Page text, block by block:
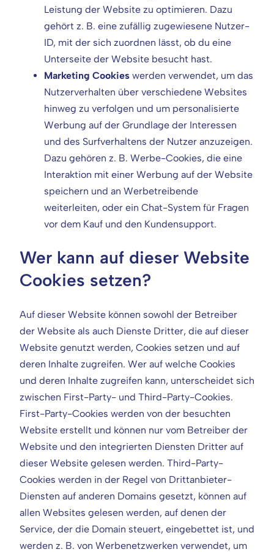
Leistung der Website zu optimieren. Dazu
gehört z. B. eine zufällig zugewiesene Nutzer-
ID, mit der sich zuordnen lässt, ob du eine
Unterseite der Website besucht hast.
Marketing Cookies werden verwendet, um das
Nutzerverhalten über verschiedene Websites
hinweg zu verfolgen und um personalisierte
Werbung auf der Grundlage der Interessen
und des Surfverhaltens der Nutzer anzuzeigen.
Dazu gehören z. B. Werbe-Cookies, die eine
Interaktion mit einer Werbung auf der Website
speichern und an Werbetreibende
weiterleiten, oder ein Chat-System für Fragen
vor dem Kauf und den Kundensupport.
Wer kann auf dieser Website
Cookies setzen?
Auf dieser Website können sowohl der Betreiber
der Website als auch Dienste Dritter, die auf dieser
Website genutzt werden, Cookies setzen und auf
deren Inhalte zugreifen. Wer auf welche Cookies
und deren Inhalte zugreifen kann, unterscheidet sich
zwischen First-Party- und Third-Party-Cookies.
First-Party-Cookies werden von der besuchten
Website erstellt und können nur vom Betreiber der
Website und den integrierten Diensten Dritter auf
dieser Website gelesen werden. Third-Party-
Cookies werden in der Regel von Drittanbieter-
Diensten auf anderen Domains gesetzt, können auf
allen Websites gelesen werden, auf denen der
Service, der die Domain steuert, eingebettet ist, und
werden z. B. von Werbenetzwerken verwendet, um